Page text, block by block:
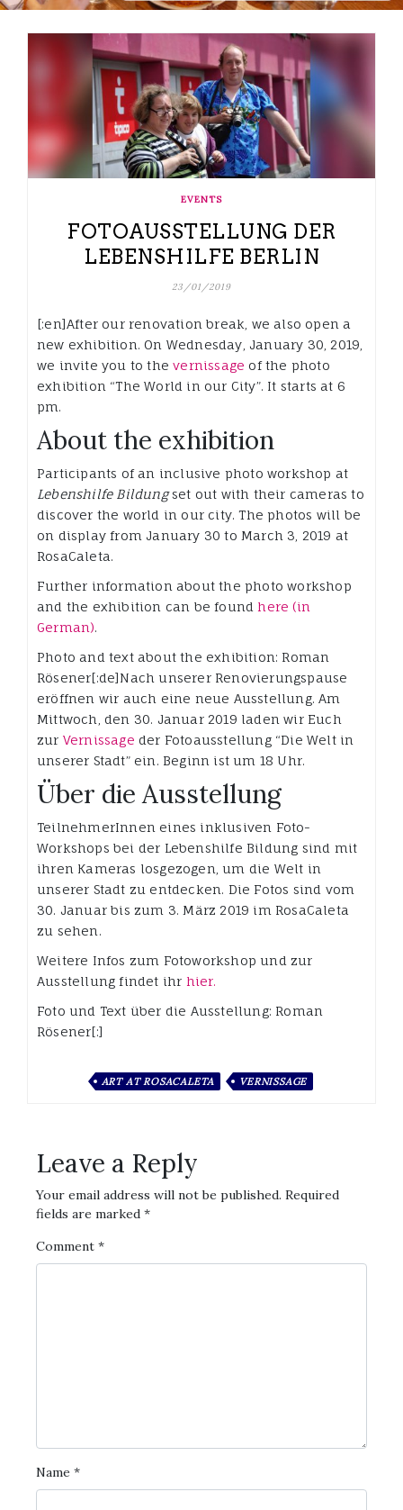
EVENTS
FOTOAUSSTELLUNG DER
LEBENSHILFE BERLIN
23/01/2019
[:en]After our renovation break, we also open a
new exhibition. On Wednesday, January 30, 2019,
we invite you to thevernissage of the photo
exhibition “The World in our City”. It starts at 6
pm.
About the exhibition
Participants of an inclusive photo workshop at
Lebenshilfe Bildungset out with their cameras to
discover the world in our city. The photos will be
on display from January 30 to March 3, 2019 at
RosaCaleta.
Further information about the photo workshop
and the exhibition can be found here (in
German).
Photo and text about the exhibition: Roman
Rösener[:de]Nach unserer Renovierungspause
eröffnen wir auch eine neue Ausstellung. Am
Mittwoch, den 30. Januar 2019 laden wir Euch
zur Vernissage der Fotoausstellung “Die Welt in
unserer Stadt” ein. Beginn ist um 18 Uhr.
Über die Ausstellung
TeilnehmerInnen eines inklusiven Foto-
Workshops bei der Lebenshilfe Bildung sind mit
ihren Kameras losgezogen, um die Welt in
unserer Stadt zu entdecken. Die Fotos sind vom
30. Januar bis zum 3. März 2019 im RosaCaleta
zu sehen.
Weitere Infos zum Fotoworkshop und zur
Ausstellung findet ihr hier.
Foto und Text über die Ausstellung: Roman
Rösener[:]
ART AT ROSACALETA VERNISSAGE
Leave a Reply
Your email address will not be published. Required
fields are marked *
Comment *
Name *